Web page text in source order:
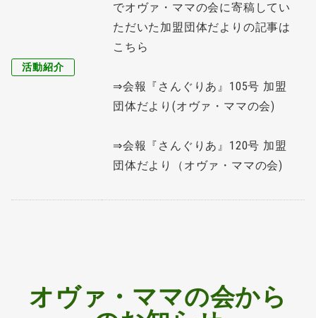
活動紹介
でオヴァ・ママの会に寄稿してい
ただいた加盟団体だよりの記事は
こちら
⇒会報『さんぐりあ』105号 加盟
団体だより(オヴァ・ママの会)
⇒会報『さんぐりあ』120号 加盟
団体だより（オヴァ・ママの会)
オヴァ・ママの会から